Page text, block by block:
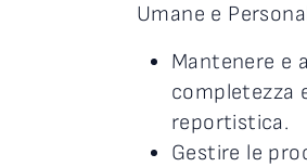
Umane e
Mantenere e
completezza
reportistica.
Gestire le